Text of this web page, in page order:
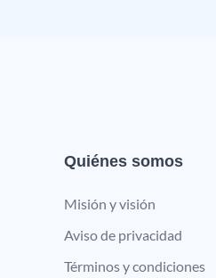
Quiénes somos
Misión y visión
Aviso de privacidad
Términos y condiciones